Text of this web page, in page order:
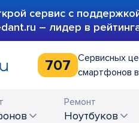
сервис с
– лидер в
707
Сервисных
смартфонов
Ремонт
ноутбуков